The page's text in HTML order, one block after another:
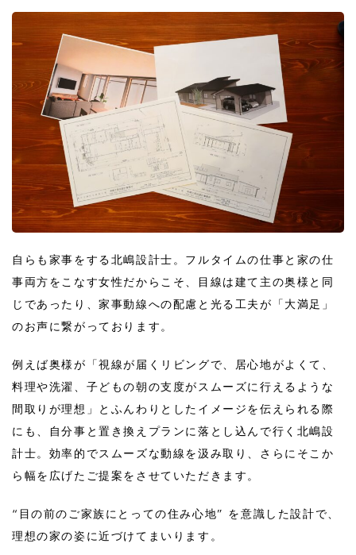
自らも家事をする北嶋設計士。フルタイムの仕事と家の仕
事両方をこなす女性だからこそ、目線は建て主の奥様と同
じであったり、家事動線への配慮と光る工夫が「大満足」
のお声に繋がっております。
例えば奥様が「視線が届くリビングで、居心地がよくて、
料理や洗濯、子どもの朝の支度がスムーズに行えるような
間取りが理想」とふんわりとしたイメージを伝えられる際
にも、自分事と置き換えプランに落とし込んで行く北嶋設
計士。効率的でスムーズな動線を汲み取り、さらにそこか
ら幅を広げたご提案をさせていただきます。
“目の前のご家族にとっての住み心地” を意識した設計で、
理想の家の姿に近づけてまいります。